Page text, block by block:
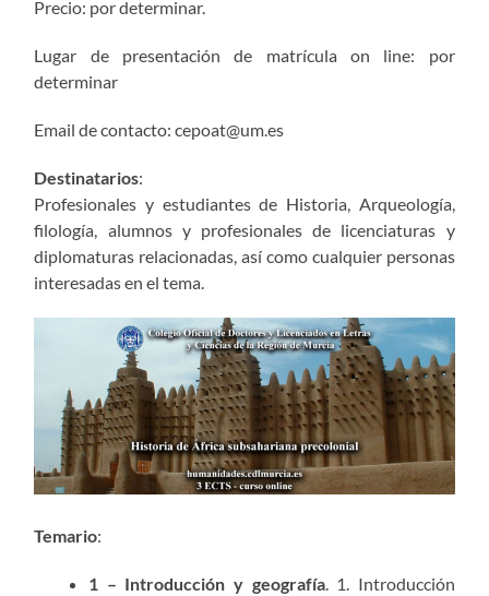
Precio: por determinar.
Lugar de presentación de matrícula on line: por
determinar
Email de contacto: cepoat@um.es
Destinatarios:
Profesionales y estudiantes de Historia, Arqueología,
filología, alumnos y profesionales de licenciaturas y
diplomaturas relacionadas, así como cualquier personas
interesadas en el tema.
Temario:
1 – Introducción y geografía. 1. Introducción